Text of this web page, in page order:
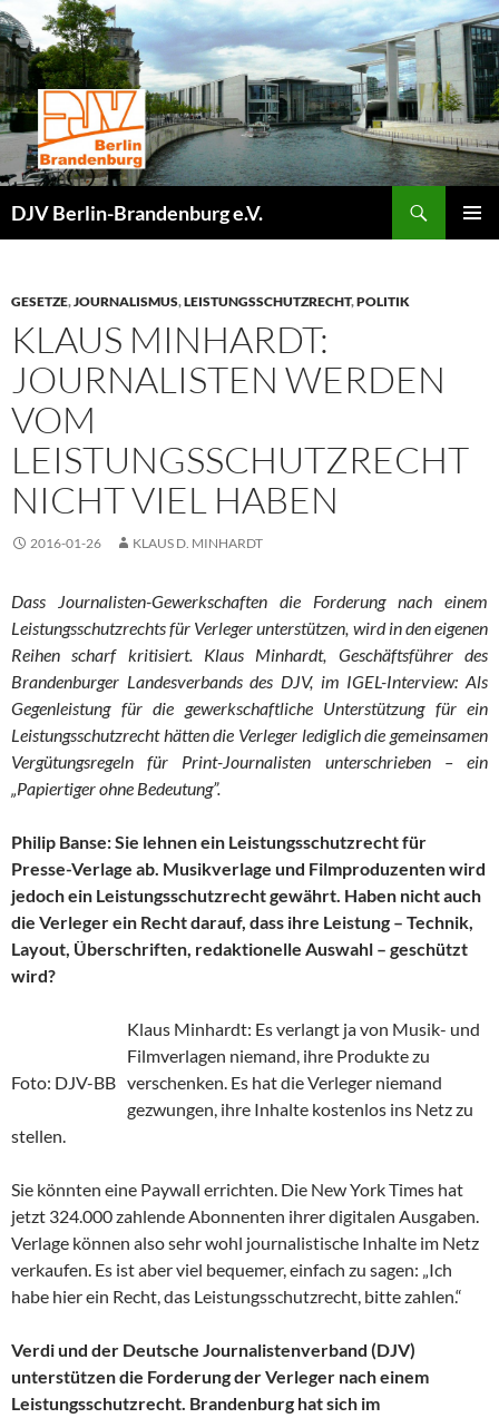
Zum
Inhalt
springen
DJV Berlin-Brandenburg e.V.
GESETZE,JOURNALISMUS,LEISTUNGSSCHUTZRECHT,POLITIK
KLAUS MINHARDT:
JOURNALISTEN WERDEN
VOM
LEISTUNGSSCHUTZRECHT
NICHT VIEL HABEN
2016-01-26 KLAUS D. MINHARDT
Dass Journalisten-Gewerkschaften die Forderung nach einem
Leistungsschutzrechts für Verleger unterstützen, wird in den eigenen
Reihen scharf kritisiert. Klaus Minhardt, Geschäftsführer des
Brandenburger Landesverbands des DJV, im IGEL-Interview: Als
Gegenleistung für die gewerkschaftliche Unterstützung für ein
Leistungsschutzrecht hätten die Verleger lediglich die gemeinsamen
Vergütungsregeln für Print-Journalisten unterschrieben – ein
„Papiertiger ohne Bedeutung”.
Philip Banse: Sie lehnen ein Leistungsschutzrecht für
Presse-Verlage ab. Musikverlage und Filmproduzenten wird
jedoch ein Leistungsschutzrecht gewährt. Haben nicht auch
die Verleger ein Recht darauf, dass ihre Leistung – Technik,
Layout, Überschriften, redaktionelle Auswahl – geschützt
wird?
Foto: DJV-BB
Klaus Minhardt: Es verlangt ja von Musik- und
Filmverlagen niemand, ihre Produkte zu
verschenken. Es hat die Verleger niemand
gezwungen, ihre Inhalte kostenlos ins Netz zu
stellen.
Sie könnten eine Paywall errichten. Die New York Times hat
jetzt 324.000 zahlende Abonnenten ihrer digitalen Ausgaben.
Verlage können also sehr wohl journalistische Inhalte im Netz
verkaufen. Es ist aber viel bequemer, einfach zu sagen: „Ich
habe hier ein Recht, das Leistungsschutzrecht, bitte zahlen.“
Verdi und der Deutsche Journalistenverband (DJV)
unterstützen die Forderung der Verleger nach einem
Leistungsschutzrecht. Brandenburg hat sich im